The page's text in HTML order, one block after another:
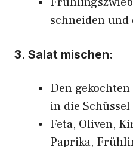
schneiden und
3. Salat mischen:
Den
in die Schüssel
Feta, Oliven,
Paprika,